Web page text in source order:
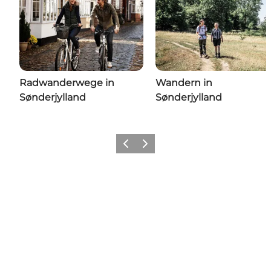
Radwanderwege in
Sønderjylland
Wandern in
Sønderjylland
ZurückWeiter